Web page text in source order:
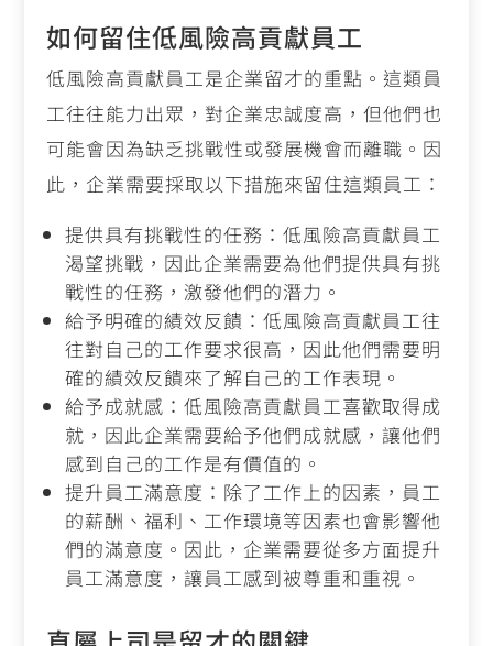
如何留住低風險高貢獻員工
低風險高貢獻員工是企業留才的重點。這類員
工往往能力出眾，對企業忠誠度高，但他們也
可能會因為缺乏挑戰性或發展機會而離職。因
此，企業需要採取以下措施來留住這類員工：
提供具有挑戰性的任務：低風險高貢獻員工
渴望挑戰，因此企業需要為他們提供具有挑
戰性的任務，激發他們的潛力。
給予明確的績效反饋：低風險高貢獻員工往
往對自己的工作要求很高，因此他們需要明
確的績效反饋來了解自己的工作表現。
給予成就感：低風險高貢獻員工喜歡取得成
就，因此企業需要給予他們成就感，讓他們
感到自己的工作是有價值的。
提升員工滿意度：除了工作上的因素，員工
的薪酬、福利、工作環境等因素也會影響他
們的滿意度。因此，企業需要從多方面提升
員工滿意度，讓員工感到被尊重和重視。